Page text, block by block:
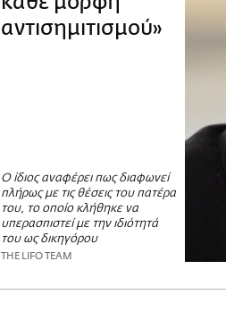
αντισημιτισμού»
Ο ίδιος αναφέρει πως διαφωνεί
πλήρως με τις θέσεις του πατέρα
του, το οποίο κλήθηκε να
υπερασπιστεί με την ιδιότητά
του ως δικηγόρου
THE LIFO TEAM